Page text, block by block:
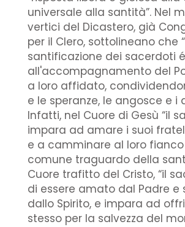
universale alla santità”. Nel
vertici del Dicastero, già
per il Clero, sottolineano che
santificazione dei sacerdoti
all'accompagnamento del
a loro affidato,
e le speranze, le angosce e i
Infatti, nel Cuore di Gesù “il
impara ad amare i suoi
e a camminare al loro
comune traguardo della
Cuore trafitto del Cristo, “il
di essere amato dal Padre
dallo Spirito, e impara ad
stesso per la salvezza del